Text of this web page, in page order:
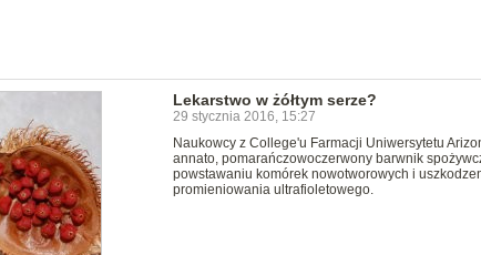
Lekarstwo w żółtym serze?
29 stycznia 2016, 15:27
Naukowcy z College'u Farmacji Uniwersytetu
annato, pomarańczowoczerwony barwnik
powstawaniu komórek nowotworowych i
promieniowania ultrafioletowego.